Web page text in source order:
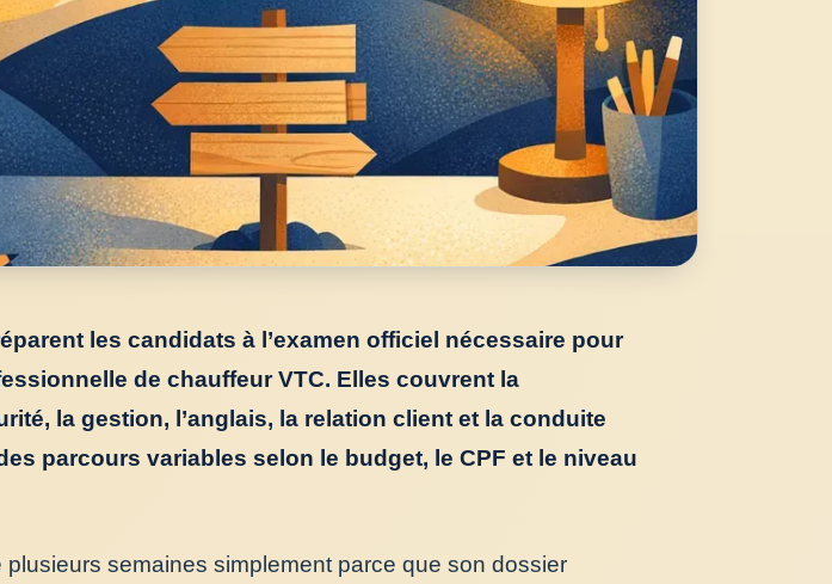
les candidats à l’examen officiel nécessaire pour
de chauffeur VTC. Elles couvrent la
la gestion, l’anglais, la relation client et la conduite
parcours variables selon le budget, le CPF et le niveau
semaines simplement parce que son dossier